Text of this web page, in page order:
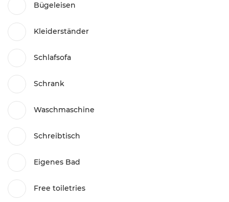
Bügeleisen
Kleiderständer
Schlafsofa
Schrank
Waschmaschine
Schreibtisch
Eigenes Bad
Free toiletries